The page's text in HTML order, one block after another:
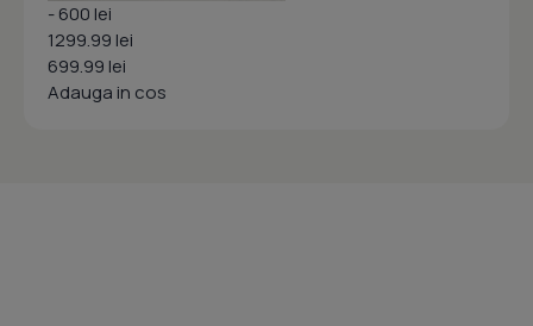
- 600 lei
1299.99 lei
699.99 lei
Adauga in cos